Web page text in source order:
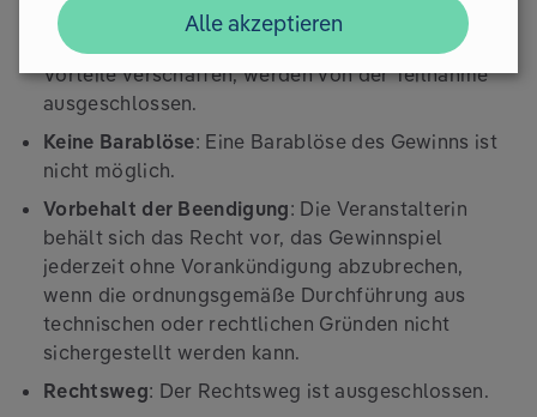
Ausschluss bei Manipulation: Teilnehmer, die sich
durch unerlaubte Hilfsmittel oder Manipulation
Vorteile verschaffen, werden von der Teilnahme
ausgeschlossen.
Keine Barablöse: Eine Barablöse des Gewinns ist
nicht möglich.
Vorbehalt der Beendigung: Die Veranstalterin
behält sich das Recht vor, das Gewinnspiel
jederzeit ohne Vorankündigung abzubrechen,
wenn die ordnungsgemäße Durchführung aus
technischen oder rechtlichen Gründen nicht
sichergestellt werden kann.
Rechtsweg: Der Rechtsweg ist ausgeschlossen.
Alle akzeptieren